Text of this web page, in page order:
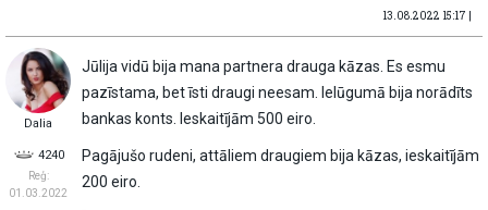
13.08.2022 15:17 |
Dalia
4240
Reģ:
01.03.2022
Jūlija vidū bija mana partnera drauga kāzas. Es esmu
pazīstama, bet īsti draugi neesam. Ielūgumā bija norādīts
bankas konts. Ieskaitījām 500 eiro.
Pagājušo rudeni, attāliem draugiem bija kāzas, ieskaitījām
200 eiro.